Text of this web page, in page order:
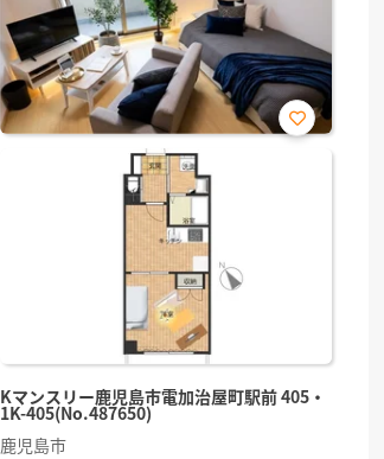
Kマンスリー鹿児島市電加治屋町駅前 405・
1K-405(No.487650)
お気
鹿児島市